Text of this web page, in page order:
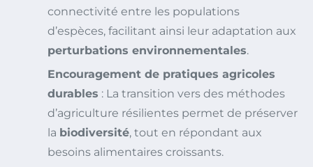
connectivité entre les populations
d’espèces, facilitant ainsi leur adaptation aux
perturbations environnementales.
Encouragement de pratiques agricoles
durables : La transition vers des méthodes
d’agriculture résilientes permet de préserver
la biodiversité, tout en répondant aux
besoins alimentaires croissants.